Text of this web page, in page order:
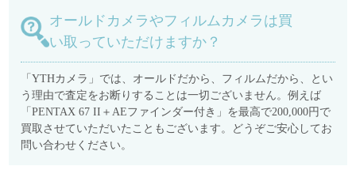
オールドカメラやフィルムカメラは買
い取っていただけますか？
「YTHカメラ」では、オールドだから、フィルムだから、とい
う理由で査定をお断りすることは一切ございません。例えば
「PENTAX 67 II＋AEファインダー付き」を最高で200,000円で
買取させていただいたこともございます。どうぞご安心してお
問い合わせください。